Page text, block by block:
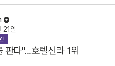
21일
판다"…호텔신라 1위